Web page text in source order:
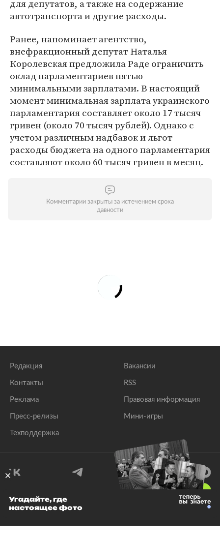
для депутатов, а также на содержание
автотранспорта и другие расходы.
Ранее, напоминает агентство,
внефракционный депутат Наталья
Королевская предложила Раде ограничить
оклад парламентариев пятью
минимальными зарплатами. В настоящий
момент минимальная зарплата украинского
парламентария составляет около 17 тысяч
гривен (около 70 тысяч рублей). Однако с
учетом различным надбавок и льгот
расходы бюджета на одного парламентария
составляют около 60 тысяч гривен в месяц.
Комментарии закрыты за истечением срока
давности
Редакция
Контакты
Реклама
Пресс-релизы
Техподдержка
Вакансии
RSS
Правовая информация
Мини-игры
© 1999–2026 Все права защищены.
Угадайте, где
настоящее фото